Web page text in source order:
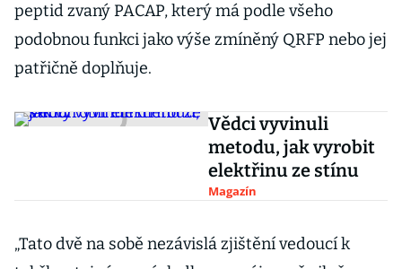
peptid zvaný PACAP, který má podle všeho
podobnou funkci jako výše zmíněný QRFP nebo jej
patřičně doplňuje.
Vědci vyvinuli
metodu, jak vyrobit
elektřinu ze stínu
Magazín
„Tato dvě na sobě nezávislá zjištění vedoucí k